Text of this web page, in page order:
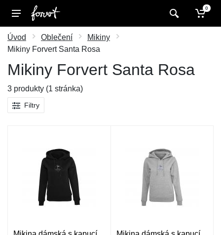
0
Úvod Oblečení
Mikiny
Mikiny Forvert Santa Rosa
Mikiny Forvert Santa Rosa
3 produkty (1 stránka)
Filtry